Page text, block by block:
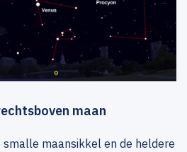
maan
smalle maansikkel en de heldere